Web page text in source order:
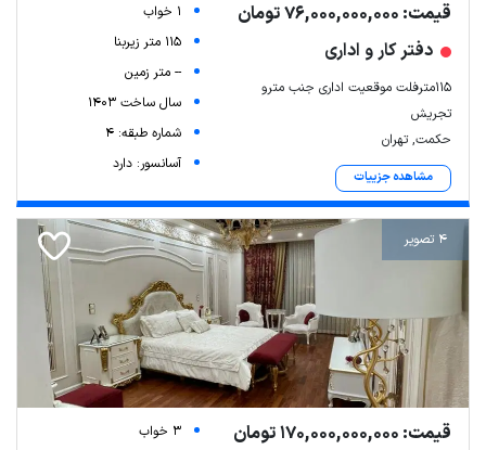
قیمت: 76,000,000,000 تومان
دفتر کار و اداری
۱۱۵مترفلت موقعیت اداری جنب مترو
تجریش
حکمت, تهران
مشاهده جزییات
1 خواب
115 متر زیربنا
-- متر زمین
سال ساخت 1403
شماره طبقه: 4
آسانسور: دارد
4 تصویر
قیمت: 170,000,000,000 تومان
3 خواب